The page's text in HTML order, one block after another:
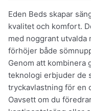
Eden Beds skapar
kvalitet och komfort.
med noggrant utvalda
förhöjer både
Genom att kombinera
teknologi erbjuder de
tryckavlastning för en
Oavsett om du